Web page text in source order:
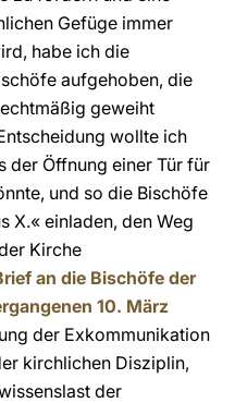
Gefüge immer
habe ich die
aufgehoben, die
geweiht
wollte ich
der Öffnung einer Tür für
und so die Bischöfe
X.« einladen, den Weg
Kirche
an die Bischöfe der
10. März
der Exkommunikation
kirchlichen Disziplin,
der